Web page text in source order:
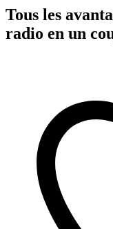
Tous les
radio en un